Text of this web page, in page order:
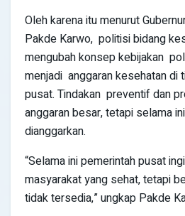
Oleh karena itu menurut
Pakde Karwo, politisi bidang
mengubah konsep kebijakan
menjadi anggaran kesehatan di
pusat. Tindakan preventif dan
anggaran besar, tetapi selama
dianggarkan.
“Selama ini pemerintah pusat
masyarakat yang sehat, tetapi
tidak tersedia,” ungkap Pakde